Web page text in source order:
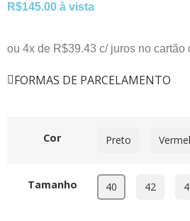
R$145.00 à vista
ou 4x de R$39.43 c/ juros no cartão
FORMAS DE PARCELAMENTO
Cor Preto
Tamanho 40 42